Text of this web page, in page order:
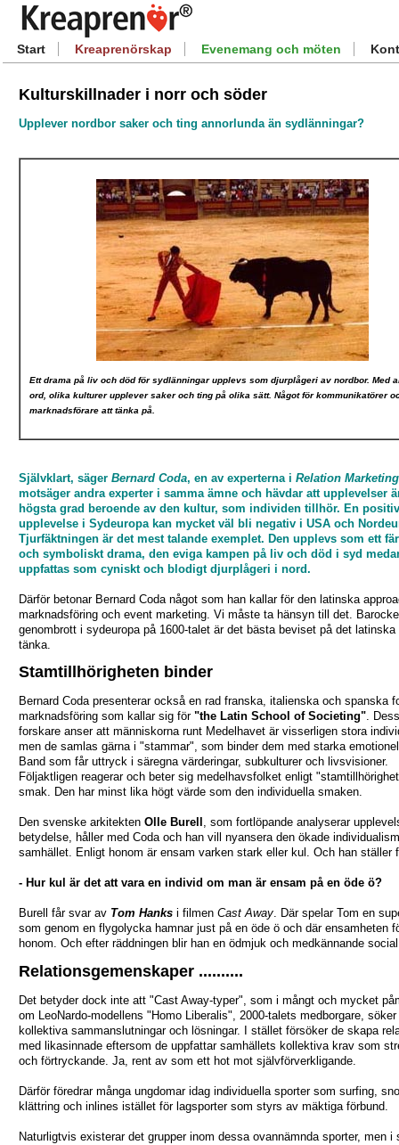
Start Kreaprenörskap Evenemang och möten
Kulturskillnader i norr och söder
Upplever nordbor saker och ting annorlunda än sydlänningar?
Ett drama på liv och död för sydlänningar upplevs som djurplågeri av nordbor. Med
ord, olika kulturer upplever saker och ting på olika sätt. Något för kommunikatörer
marknadsförare att tänka på.
Självklart, säger Bernard Coda, en av experterna i Relation Marketing
motsäger andra experter i samma ämne och hävdar att upplevelser
högsta grad beroende av den kultur, som individen tillhör. En positiv
upplevelse i Sydeuropa kan mycket väl bli negativ i USA och
Tjurfäktningen är det mest talande exemplet. Den upplevs som ett
och symboliskt drama, den eviga kampen på liv och död i syd
uppfattas som cyniskt och blodigt djurplågeri i nord.
Därför betonar Bernard Coda något som han kallar för den latinska
marknadsföring och event marketing. Vi måste ta hänsyn till det.
genombrott i sydeuropa på 1600-talet är det bästa beviset på det
tänka.
Stamtillhörigheten binder
Bernard Coda presenterar också en rad franska, italienska och spanska
marknadsföring som kallar sig för "the Latin School of Societing".
forskare anser att människorna runt Medelhavet är visserligen stora
men de samlas gärna i "stammar", som binder dem med starka
Band som får uttryck i säregna värderingar, subkulturer och livsvisioner.
Följaktligen reagerar och beter sig medelhavsfolket enligt
smak. Den har minst lika högt värde som den individuella smaken.
Den svenske arkitekten Olle Burell , som fortlöpande analyserar
betydelse, håller med Coda och han vill nyansera den ökade
samhället. Enligt honom är ensam varken stark eller kul. Och han ställer
- Hur kul är det att vara en individ om man är ensam på en öde ö?
Burell får svar av Tom Hanks i filmen Cast Away. Där spelar Tom en
som genom en flygolycka hamnar just på en öde ö och där ensamheten
honom. Och efter räddningen blir han en ödmjuk och medkännande
Relationsgemenskaper ..........
Det betyder dock inte att "Cast Away-typer", som i mångt och mycket
om LeoNardo-modellens "Homo Liberalis", 2000-talets medborgare,
kollektiva sammanslutningar och lösningar. I stället försöker de skapa
med likasinnade eftersom de uppfattar samhällets kollektiva krav som
och förtryckande. Ja, rent av som ett hot mot självförverkligande.
Därför föredrar många ungdomar idag individuella sporter som surfing,
klättring och inlines istället för lagsporter som styrs av mäktiga förbund.
Naturligtvis existerar det grupper inom dessa ovannämnda sporter, men i